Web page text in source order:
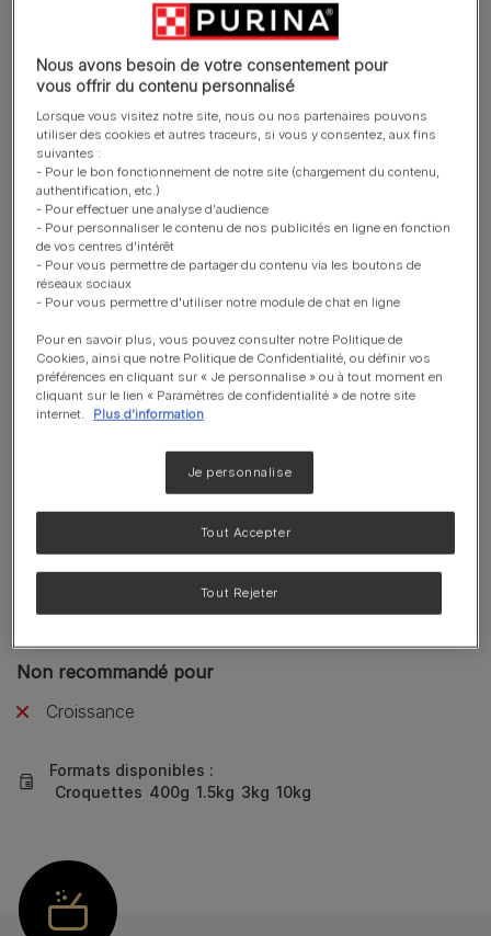
Développé scientifiquement pour
favoriser la santé des reins grâce à
un changement positif des
paramètres oxydatifs observé après
6 semaines*
*Recherches internes sur Purina,
nutriments sur les paramètres de
santé rénale chez 40 chats pendant 3
mois.
Soutient un système immunitaire fort
grâce à des niveaux élevés de
vitamines et d'antioxydants
Avec un taux élevé de protéines et
des minéraux équilibrés pour
maintenir des articulations saines et
une bonne mobilité
Recommandé pour
Maintien en bonne santé
Non recommandé pour
Croissance
Formats disponibles :
Croquettes 400g 1.5kg 3kg 10kg
Nous avons besoin de votre consentement pour
vous offrir du contenu personnalisé
Lorsque vous visitez notre site, nous ou nos partenaires pouvons
utiliser des cookies et autres traceurs, si vous y consentez, aux fins
suivantes :
- Pour le bon fonctionnement de notre site (chargement du contenu,
authentification, etc.)
- Pour effectuer une analyse d'audience
- Pour personnaliser le contenu de nos publicités en ligne en fonction
de vos centres d'intérêt
- Pour vous permettre de partager du contenu via les boutons de
réseaux sociaux
- Pour vous permettre d'utiliser notre module de chat en ligne
Pour en savoir plus, vous pouvez consulter notre Politique de
Cookies, ainsi que notre Politique de Confidentialité, ou définir vos
préférences en cliquant sur « Je personnalise » ou à tout moment en
cliquant sur le lien « Paramètres de confidentialité » de notre site
internet.
Plus d'information
Je personnalise
Tout Rejeter
Tout Accepter